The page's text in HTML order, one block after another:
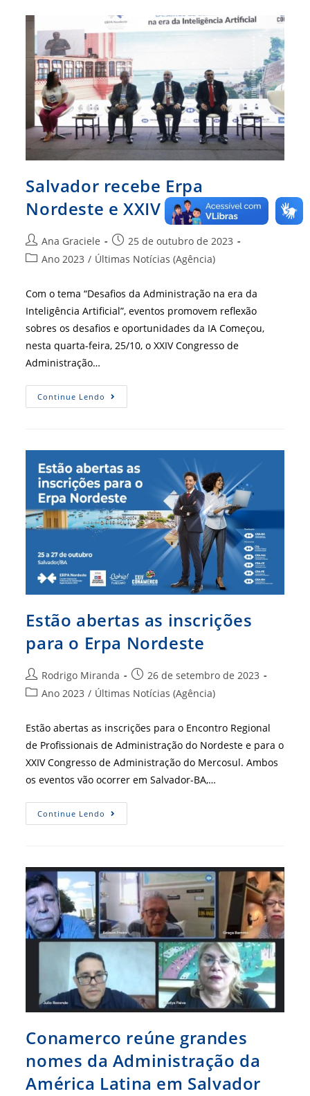
Profissionais
De
Administração
Salvador recebe Erpa
Nordeste e XXIV Conamerco
Autor
do
Ana Graciele
Post
publicado:
25 de outubro de 2023
Categoria
Ano 2023 / Últimas Notícias (Agência)
Com o tema “Desafios da Administração na era da
Inteligência Artificial”, eventos promovem reflexão
sobres os desafios e oportunidades da IA Começou,
nesta quarta-feira, 25/10, o XXIV Congresso de
Administração…
Continue Lendo Salvador
Recebe
Conamerco
Estão abertas as inscrições
para o Erpa Nordeste
Autor
do
Rodrigo Miranda
Post
publicado:
26 de setembro de 2023
Categoria
post:
Ano 2023 / Últimas Notícias (Agência)
Estão abertas as inscrições para o Encontro Regional
de Profissionais de Administração do Nordeste e para o
XXIV Congresso de Administração do Mercosul. Ambos
os eventos vão ocorrer em Salvador-BA,…
Continue Lendo Estão
Abertas
Erpa
Nordeste
Conamerco reúne grandes
nomes da Administração da
América Latina em Salvador